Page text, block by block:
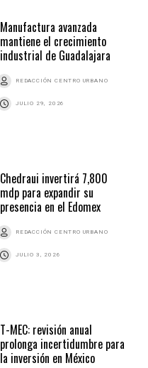
Manufactura avanzada
mantiene el crecimiento
industrial de Guadalajara
REDACCIÓN CENTRO URBANO
JULIO 29, 2026
Chedraui invertirá 7,800
mdp para expandir su
presencia en el Edomex
REDACCIÓN CENTRO URBANO
JULIO 3, 2026
T-MEC: revisión anual
prolonga incertidumbre para
la inversión en México